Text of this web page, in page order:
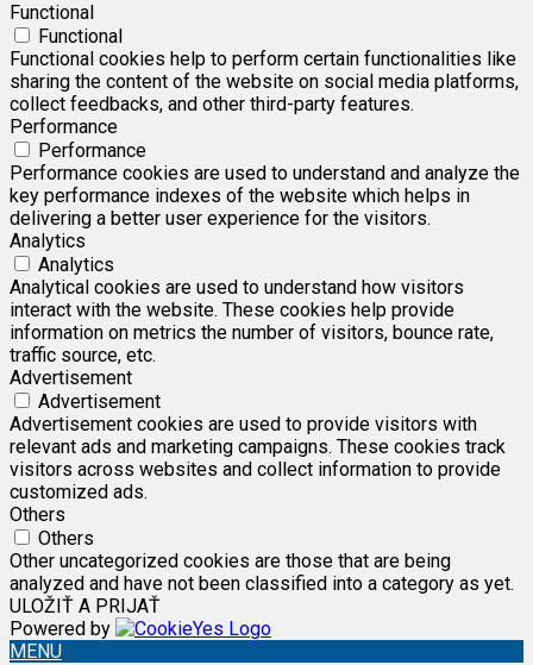
Functional
Functional
Functional cookies help to perform certain functionalities like
sharing the content of the website on social media platforms,
collect feedbacks, and other third-party features.
Performance
Performance
Performance cookies are used to understand and analyze the
key performance indexes of the website which helps in
delivering a better user experience for the visitors.
Analytics
Analytics
Analytical cookies are used to understand how visitors
interact with the website. These cookies help provide
information on metrics the number of visitors, bounce rate,
traffic source, etc.
Advertisement
Advertisement
Advertisement cookies are used to provide visitors with
relevant ads and marketing campaigns. These cookies track
visitors across websites and collect information to provide
customized ads.
Others
Others
Other uncategorized cookies are those that are being
analyzed and have not been classified into a category as yet.
ULOŽIŤ A PRIJAŤ
Powered by
MENU